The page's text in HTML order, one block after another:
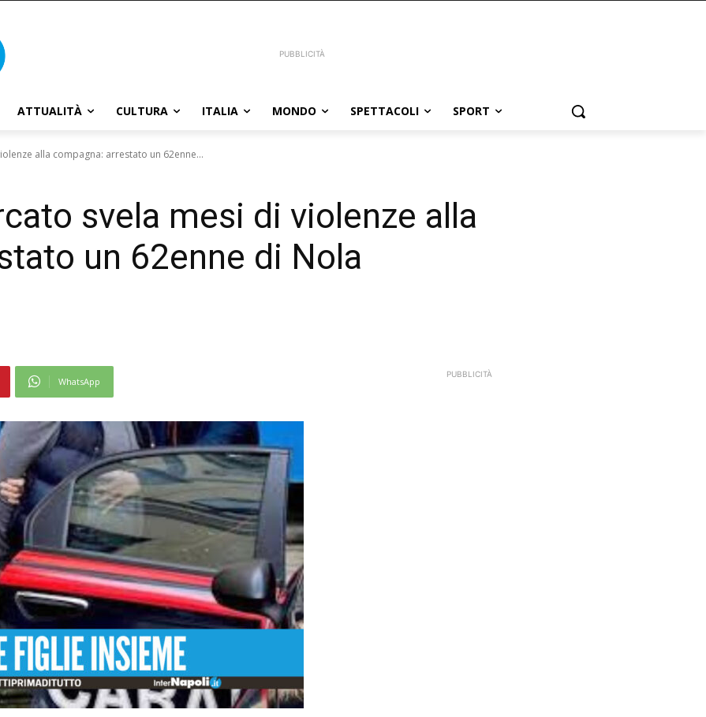
PUBBLICITÀ
ATTUALITÀ CULTURA ITALIA MONDO SPETTACOLI SPORT
alla compagna: arrestato un 62enne...
svela mesi di violenze alla
un 62enne di Nola
WhatsApp
PUBBLICITÀ